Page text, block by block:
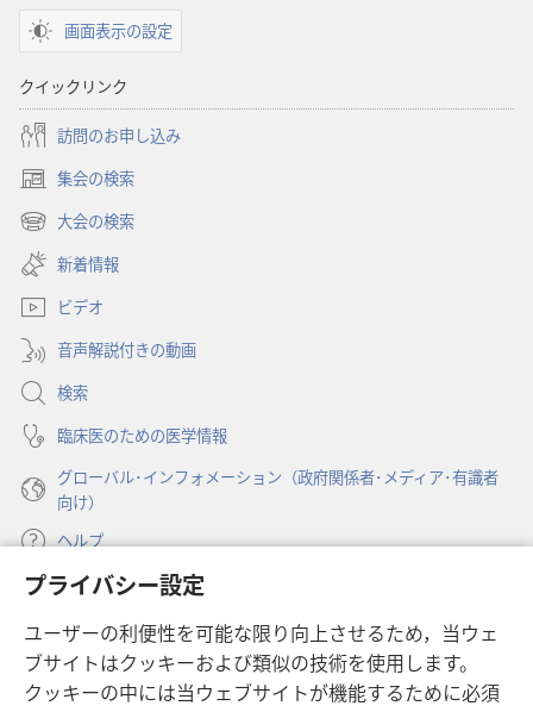
プライバシー設定
ユーザーの利便性を可能な限り向上させるため，当ウェ
ブサイトはクッキーおよび類似の技術を使用します。
クッキーの中には当ウェブサイトが機能するために必須
画面表示の設定
クイックリンク
訪問のお申し込み
集会の検索
（新
し
タ
で
開
く）
大会の検索
（新
し
い
タ
ブ
で
開
く）
新着情報
ビデオ
音声解説付きの動画
検索
臨床医のための医学情報
グローバル･インフォメーション（政府関係者･メディア･有識者
向け）
ヘルプ
寄付
し
い
タ
ものみの塔 オンライン・ライブラリー
（新
し